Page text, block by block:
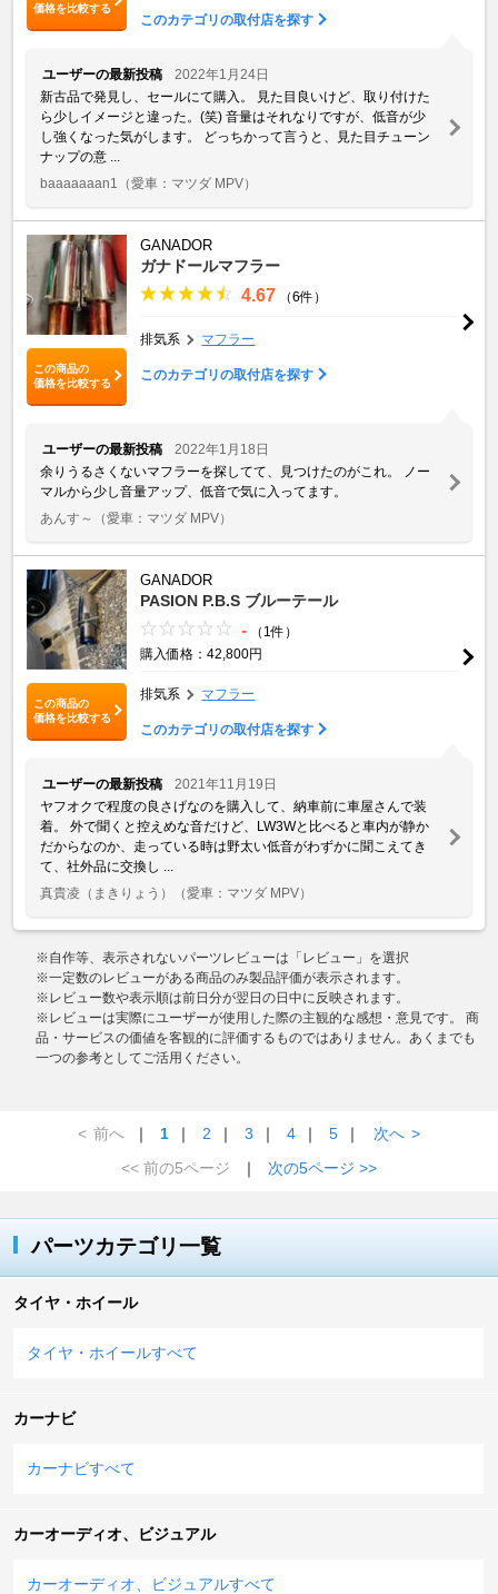
価格を比較する
このカテゴリの取付店を探す
ユーザーの最新投稿
2022年1月24日
新古品で発見し、セールにて購入。 見た目良いけど、取り付けた
ら少しイメージと違った。(笑) 音量はそれなりですが、低音が少
し強くなった気がします。 どっちかって言うと、見た目チューン
ナップの意 ...
baaaaaaan1
（愛車：マツダ MPV）
この商品の
価格を比較する
GANADOR
ガナドールマフラー
4.67 （6件）
排気系 マフラー
このカテゴリの取付店を探す
ユーザーの最新投稿
2022年1月18日
余りうるさくないマフラーを探してて、見つけたのがこれ。 ノー
マルから少し音量アップ、低音で気に入ってます。
あんす～
（愛車：マツダ MPV）
この商品の
価格を比較する
GANADOR
PASION P.B.S ブルーテール
-
（1件）
購入価格：42,800円
排気系 マフラー
このカテゴリの取付店を探す
ユーザーの最新投稿
2021年11月19日
ヤフオクで程度の良さげなのを購入して、納車前に車屋さんで装
着。 外で聞くと控えめな音だけど、LW3Wと比べると車内が静か
だからなのか、走っている時は野太い低音がわずかに聞こえてき
て、社外品に交換し ...
真貴凌（まきりょう）
（愛車：マツダ MPV）
※自作等、表示されないパーツレビューは「レビュー」を選択
※一定数のレビューがある商品のみ製品評価が表示されます。
※レビュー数や表示順は前日分が翌日の日中に反映されます。
※レビューは実際にユーザーが使用した際の主観的な感想・意見です。 商
品・サービスの価値を客観的に評価するものではありません。あくまでも
一つの参考としてご活用ください。
< 前へ ｜ 1 ｜ 2 ｜ 3 ｜ 4 ｜ 5 ｜ 次へ >
<< 前の5ページ
｜ 次の5ページ >>
パーツカテゴリ一覧
タイヤ・ホイール
タイヤ・ホイールすべて
カーナビ
カーナビすべて
カーオーディオ、ビジュアル
カーオーディオ、ビジュアルすべて